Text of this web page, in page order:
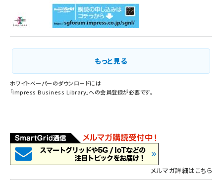
もっと見る
ホワイトペーパーのダウンロードには
「Impress Business Library」への会員登録が必要です。
メルマガ詳細はこちら